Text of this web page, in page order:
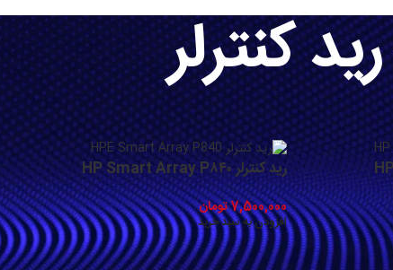
رید کنترلر نمایش 9
12
18
رید کنترلر HP Smart Array P۸۴۰
7,500,000تومان
افزودن به سبد خرید